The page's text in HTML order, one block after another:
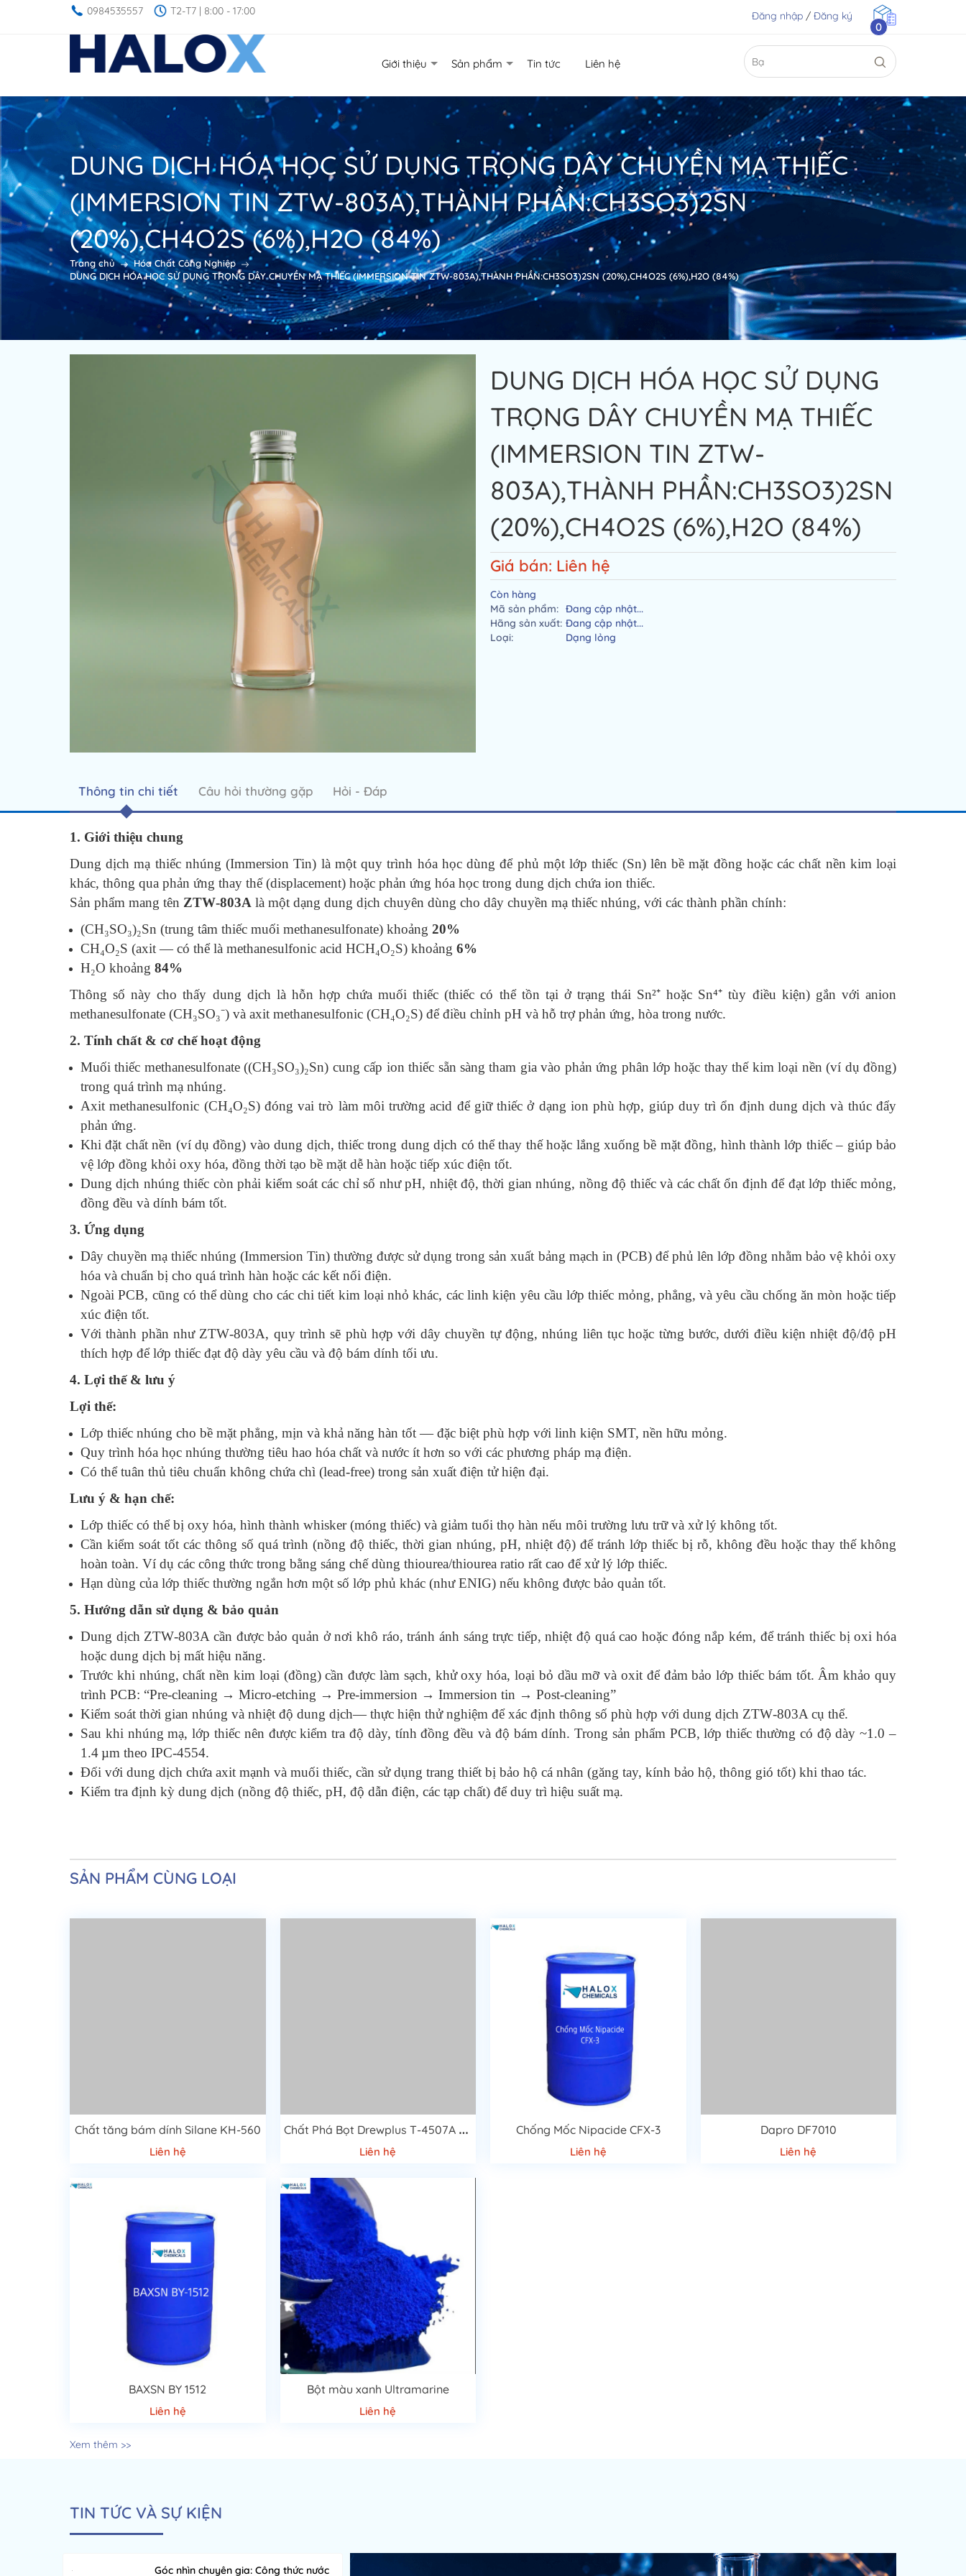
0984535557 T2-T7 | 8:00 - 17:00 Đăng nhập / Đăng ký
0
Giới thiệu Sản phẩm Tin tức Liên hệ
DUNG DỊCH HÓA HỌC SỬ DỤNG TRỌNG DÂY CHUYỀN MẠ THIẾC
(IMMERSION TIN ZTW-803A),THÀNH PHẦN:CH3SO3)2SN
(20%),CH4O2S (6%),H2O (84%)
Trang chủ
Hóa Chất Công Nghiệp
DUNG DỊCH HÓA HỌC SỬ DỤNG TRỌNG DÂY CHUYỀN MẠ THIẾC (IMMERSION TIN ZTW-803A),THÀNH PHẦN:CH3SO3)2SN (20%),CH4O2S (6%),H2O (84%)
DUNG DỊCH HÓA HỌC SỬ DỤNG
TRỌNG DÂY CHUYỀN MẠ THIẾC
(IMMERSION TIN ZTW-
803A),THÀNH PHẦN:CH3SO3)2SN
(20%),CH4O2S (6%),H2O (84%)
Giá bán: Liên hệ
Còn hàng
Mã sản phẩm: Đang cập nhật...
Hãng sản xuất: Đang cập nhật...
Loại:
Dạng lỏng
Thông tin chi tiết Câu hỏi thường gặp Hỏi - Đáp
1. Giới thiệu chung
Dung dịch mạ thiếc nhúng (Immersion Tin) là một quy trình hóa học dùng để phủ một lớp thiếc (Sn) lên bề mặt đồng hoặc các chất nền kim loại
khác, thông qua phản ứng thay thế (displacement) hoặc phản ứng hóa học trong dung dịch chứa ion thiếc.
Sản phẩm mang tên ZTW‑803A là một dạng dung dịch chuyên dùng cho dây chuyền mạ thiếc nhúng, với các thành phần chính:
(CH₃SO₃)₂Sn (trung tâm thiếc muối methanesulfonate) khoảng 20%
CH₄O₂S (axit — có thể là methanesulfonic acid HCH₄O₂S) khoảng 6%
H₂O khoảng 84%
Thông số này cho thấy dung dịch là hỗn hợp chứa muối thiếc (thiếc có thể tồn tại ở trạng thái Sn²⁺ hoặc Sn⁴⁺ tùy điều kiện) gắn với anion
methanesulfonate (CH₃SO₃⁻) và axit methanesulfonic (CH₄O₂S) để điều chỉnh pH và hỗ trợ phản ứng, hòa trong nước.
2. Tính chất & cơ chế hoạt động
Muối thiếc methanesulfonate ((CH₃SO₃)₂Sn) cung cấp ion thiếc sẵn sàng tham gia vào phản ứng phân lớp hoặc thay thế kim loại nền (ví dụ đồng)
trong quá trình mạ nhúng.
Axit methanesulfonic (CH₄O₂S) đóng vai trò làm môi trường acid để giữ thiếc ở dạng ion phù hợp, giúp duy trì ổn định dung dịch và thúc đẩy
phản ứng.
Khi đặt chất nền (ví dụ đồng) vào dung dịch, thiếc trong dung dịch có thể thay thế hoặc lắng xuống bề mặt đồng, hình thành lớp thiếc – giúp bảo
vệ lớp đồng khỏi oxy hóa, đồng thời tạo bề mặt dễ hàn hoặc tiếp xúc điện tốt.
Dung dịch nhúng thiếc còn phải kiểm soát các chỉ số như pH, nhiệt độ, thời gian nhúng, nồng độ thiếc và các chất ổn định để đạt lớp thiếc mỏng,
đồng đều và dính bám tốt.
3. Ứng dụng
Dây chuyền mạ thiếc nhúng (Immersion Tin) thường được sử dụng trong sản xuất bảng mạch in (PCB) để phủ lên lớp đồng nhằm bảo vệ khỏi oxy
hóa và chuẩn bị cho quá trình hàn hoặc các kết nối điện.
Ngoài PCB, cũng có thể dùng cho các chi tiết kim loại nhỏ khác, các linh kiện yêu cầu lớp thiếc mỏng, phẳng, và yêu cầu chống ăn mòn hoặc tiếp
xúc điện tốt.
Với thành phần như ZTW‑803A, quy trình sẽ phù hợp với dây chuyền tự động, nhúng liên tục hoặc từng bước, dưới điều kiện nhiệt độ/độ pH
thích hợp để lớp thiếc đạt độ dày yêu cầu và độ bám dính tối ưu.
4. Lợi thế & lưu ý
Lợi thế:
Lớp thiếc nhúng cho bề mặt phẳng, mịn và khả năng hàn tốt — đặc biệt phù hợp với linh kiện SMT, nền hữu mỏng.
Quy trình hóa học nhúng thường tiêu hao hóa chất và nước ít hơn so với các phương pháp mạ điện.
Có thể tuân thủ tiêu chuẩn không chứa chì (lead‑free) trong sản xuất điện tử hiện đại.
Lưu ý & hạn chế:
Lớp thiếc có thể bị oxy hóa, hình thành whisker (móng thiếc) và giảm tuổi thọ hàn nếu môi trường lưu trữ và xử lý không tốt.
Cần kiểm soát tốt các thông số quá trình (nồng độ thiếc, thời gian nhúng, pH, nhiệt độ) để tránh lớp thiếc bị rỗ, không đều hoặc thay thế không
hoàn toàn. Ví dụ các công thức trong bằng sáng chế dùng thiourea/thiourea ratio rất cao để xử lý lớp thiếc.
Hạn dùng của lớp thiếc thường ngắn hơn một số lớp phủ khác (như ENIG) nếu không được bảo quản tốt.
5. Hướng dẫn sử dụng & bảo quản
Dung dịch ZTW‑803A cần được bảo quản ở nơi khô ráo, tránh ánh sáng trực tiếp, nhiệt độ quá cao hoặc đóng nắp kém, để tránh thiếc bị oxi hóa
hoặc dung dịch bị mất hiệu năng.
Trước khi nhúng, chất nền kim loại (đồng) cần được làm sạch, khử oxy hóa, loại bỏ dầu mỡ và oxit để đảm bảo lớp thiếc bám tốt. Âm khảo quy
trình PCB: “Pre‑cleaning → Micro‑etching → Pre‑immersion → Immersion tin → Post‑cleaning”
Kiểm soát thời gian nhúng và nhiệt độ dung dịch— thực hiện thử nghiệm để xác định thông số phù hợp với dung dịch ZTW‑803A cụ thể.
Sau khi nhúng mạ, lớp thiếc nên được kiểm tra độ dày, tính đồng đều và độ bám dính. Trong sản phẩm PCB, lớp thiếc thường có độ dày ~1.0 –
1.4 µm theo IPC‑4554.
Đối với dung dịch chứa axit mạnh và muối thiếc, cần sử dụng trang thiết bị bảo hộ cá nhân (găng tay, kính bảo hộ, thông gió tốt) khi thao tác.
Kiểm tra định kỳ dung dịch (nồng độ thiếc, pH, độ dẫn điện, các tạp chất) để duy trì hiệu suất mạ.
SẢN PHẨM CÙNG LOẠI
Chất tăng bám dính Silane KH-560
Liên hệ
C
hất Phá Bọt Drewplus T-4507A Cao Cấp
Liên hệ
Chống Mốc Nipacide CFX-3
Liên hệ
Dapro DF7010
Liên hệ
BAXSN BY 1512
Liên hệ
Bột màu xanh Ultramarine
Liên hệ
Xem thêm >>
TIN TỨC VÀ SỰ KIỆN
Góc nhìn chuyên gia: Công thức nước